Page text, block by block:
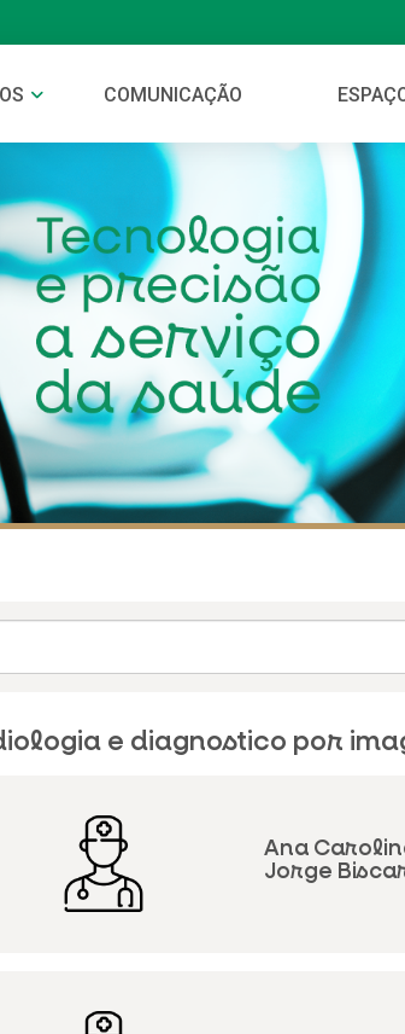
COMUNICAÇÃO
e diagnostico por
Ana
Jorge